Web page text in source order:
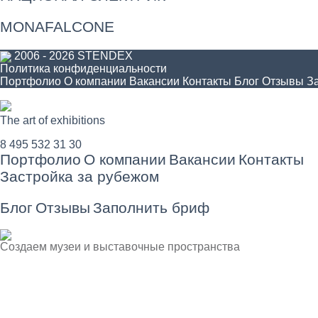
MONAFALCONE
2006 - 2026 STENDEX
Политика конфиденциальности
Портфолио О компании Вакансии Контакты Блог Отзывы
The art of exhibitions
8 495 532 31 30
Портфолио О компании Вакансии Контакты
Застройка за рубежом
Блог Отзывы Заполнить бриф
Создаем музеи и выставочные пространства